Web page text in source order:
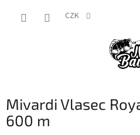
CZK
Mivardi Vlasec
600 m